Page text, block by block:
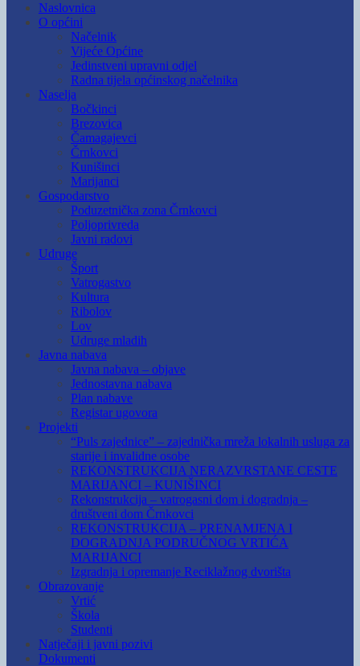
Naslovnica
O općini
Načelnik
Vijeće Općine
Jedinstveni upravni odjel
Radna tijela općinskog načelnika
Naselja
Bočkinci
Brezovica
Čamagajevci
Črnkovci
Kunišinci
Marijanci
Gospodarstvo
Poduzetnička zona Črnkovci
Poljoprivreda
Javni radovi
Udruge
Šport
Vatrogastvo
Kultura
Ribolov
Lov
Udruge mladih
Javna nabava
Javna nabava – objave
Jednostavna nabava
Plan nabave
Registar ugovora
Projekti
“Puls zajednice” – zajednička mreža lokalnih usluga za
starije i invalidne osobe
REKONSTRUKCIJA NERAZVRSTANE CESTE
MARIJANCI – KUNIŠINCI
Rekonstrukcija – vatrogasni dom i dogradnja –
društveni dom Črnkovci
REKONSTRUKCIJA – PRENAMJENA I
DOGRADNJA PODRUČNOG VRTIĆA
MARIJANCI
Izgradnja i opremanje Reciklažnog dvorišta
Obrazovanje
Vrtić
Škola
Studenti
Natječaji i javni pozivi
Dokumenti